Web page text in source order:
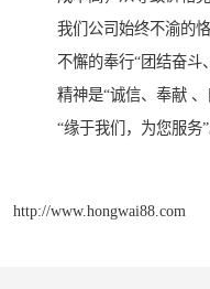
我们公司始终不渝的
不懈的奉行“团结奋斗
精神是“诚信、奉献
“缘于我们，为您服务”
http://www.hongwai88.com